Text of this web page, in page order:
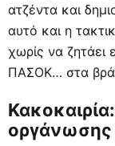
ατζέντα και
αυτό και η
χωρίς να ζητάει
ΠΑΣΟΚ… στα
οργάνωσης